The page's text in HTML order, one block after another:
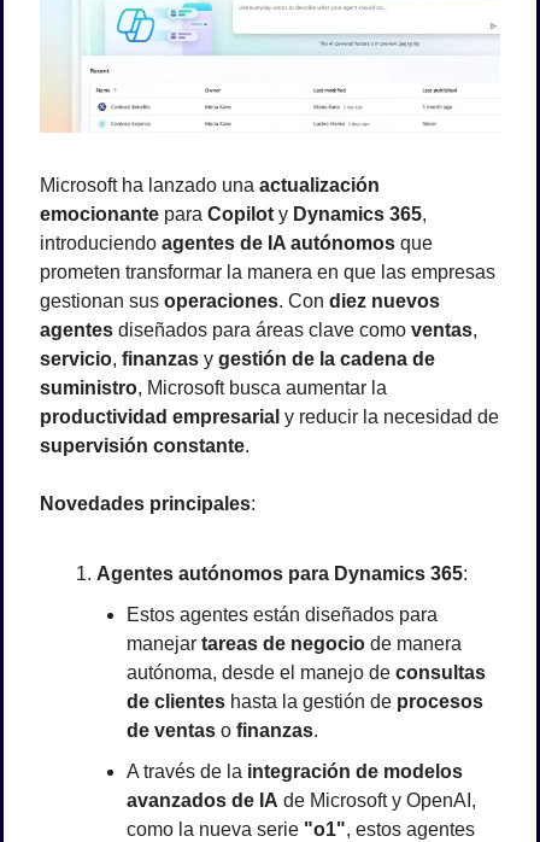
Microsoft ha lanzado una actualización
emocionante para Copilot y Dynamics 365,
introduciendo agentes de IA autónomos que
prometen transformar la manera en que las empresas
gestionan sus operaciones. Con diez nuevos
agentes diseñados para áreas clave como ventas
servicio, finanzas y gestión de la cadena de
suministro
productividad empresarial
supervisión constante.
Novedades principales:
Agentes autónomos para Dynamics 365:
Estos agentes están diseñados para
manejar tareas de negocio de manera
autónoma, desde el manejo de consultas
de clientes hasta la gestión de procesos
de ventas o finanzas.
A través de la integración de modelos
avanzados de IA de Microsoft y OpenAI,
como la nueva serie "o1", estos agentes